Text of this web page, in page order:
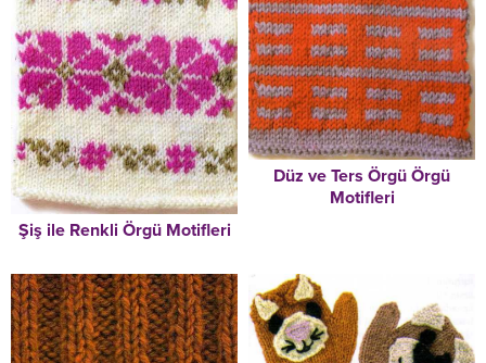
Şiş ile Renkli Örgü Motifleri
Düz ve Ters Örgü Örgü
Motifleri